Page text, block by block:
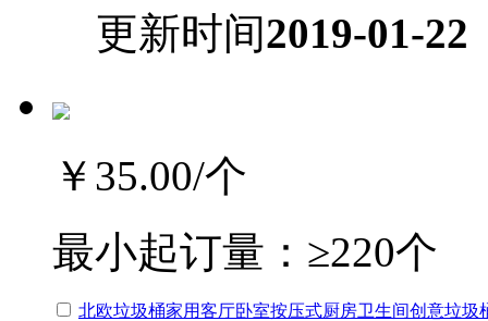
更新时间2019-01-22
￥35.00/个
最小起订量： ≥220个
北欧垃圾桶家用客厅卧室按压式厨房卫生间创意垃圾